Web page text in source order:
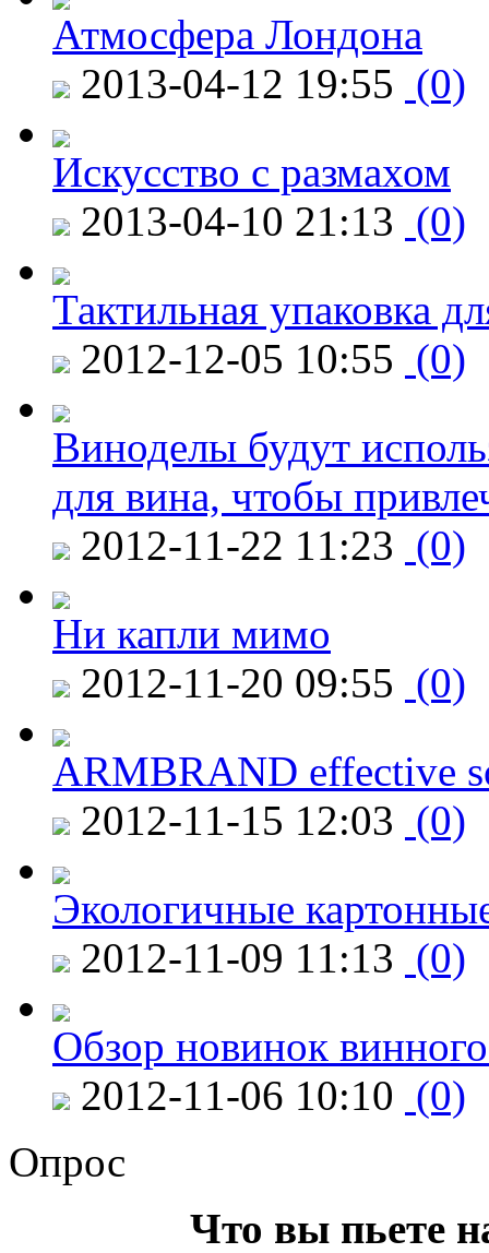
Атмосфера Лондона
2013-04-12 19:55 (0)
Искусство с размахом
2013-04-10 21:13 (0)
Тактильная упаковка
2012-12-05 10:55 (0)
Виноделы будут
для вина, чтобы
2012-11-22 11:23 (0)
Ни капли мимо
2012-11-20 09:55 (0)
ARMBRAND effective
2012-11-15 12:03 (0)
Экологичные
2012-11-09 11:13 (0)
Обзор новинок
2012-11-06 10:10 (0)
Опрос
Что вы пьете